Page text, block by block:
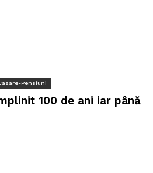
Pensiuni
100 de ani iar până